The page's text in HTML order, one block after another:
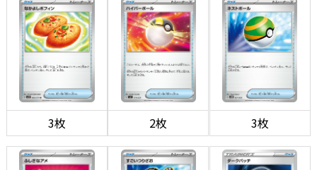
3枚 2枚 3枚